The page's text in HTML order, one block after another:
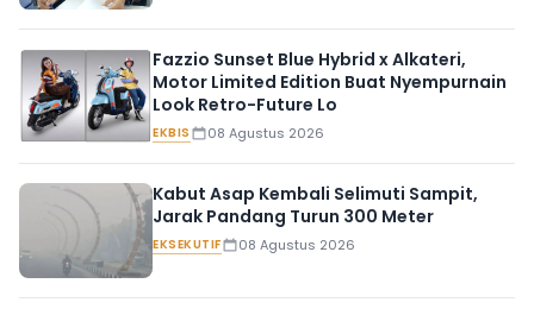
Fazzio Sunset Blue Hybrid x Alkateri,
Motor Limited Edition Buat Nyempurnain
Look Retro-Future Lo
EKBIS 08 Agustus 2026
Kabut Asap Kembali Selimuti Sampit,
Jarak Pandang Turun 300 Meter
EKSEKUTIF 08 Agustus 2026